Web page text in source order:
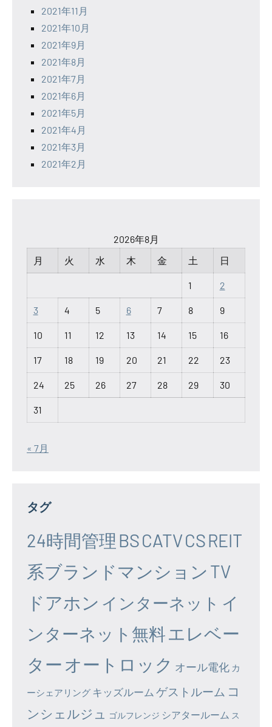
2021年11月
2021年10月
2021年9月
2021年8月
2021年7月
2021年6月
2021年5月
2021年4月
2021年3月
2021年2月
2026年8月
月
火 水 木 金 土 日
1 2
3 4 5 6 7 8 9
10 11 12 13 14 15 16
17 18 19 20 21 22 23
24 25 26 27 28 29 30
31
« 7月
タグ
24時間管理 BSCATVCSREIT
系ブランドマンション TV
ドアホン インターネット イ
ンターネット無料エレベー
ター オートロック オール電化 カ
ーシェアリング キッズルーム ゲストルーム コ
ンシェルジュ
ゴルフレンジ シアタールーム ス